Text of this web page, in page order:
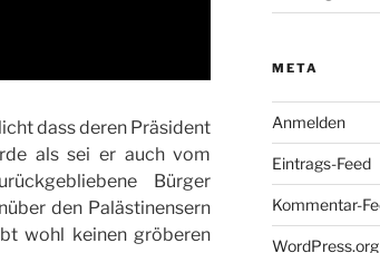
dass deren Präsident
als sei er auch vom
Bürger
den Palästinensern
wohl keinen gröberen
META
Anmelden
Eintrags-Feed
Kommentar-
WordPress.org